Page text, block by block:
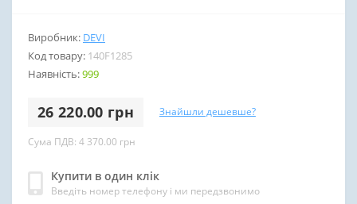
Виробник: DEVI
Код товару: 140F1285
Наявність:999
26 220.00 грн Знайшли дешевше?
Сума ПДВ: 4 370.00 грн
Купити в один клік
Введіть номер телефону і ми передзвонимо